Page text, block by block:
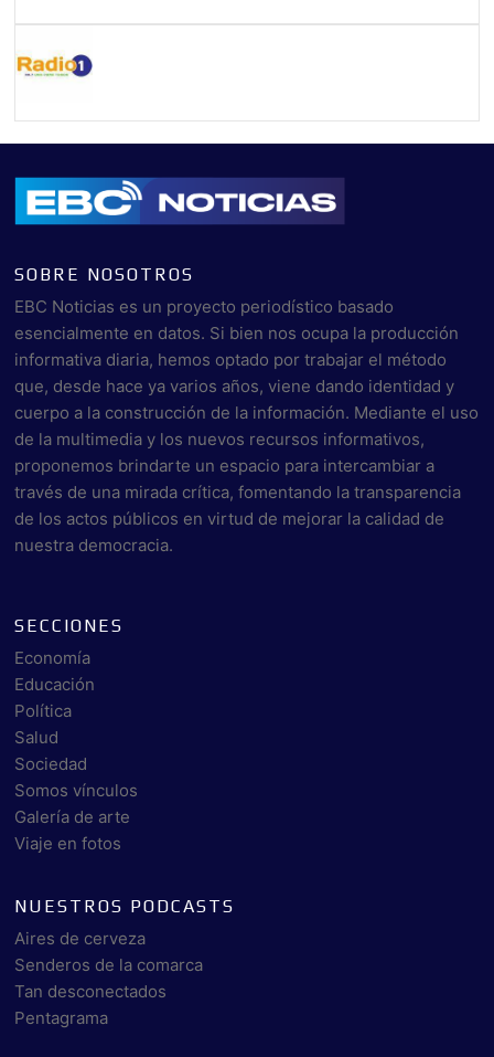
SOBRE NOSOTROS
EBC Noticias es un proyecto periodístico basado
esencialmente en datos. Si bien nos ocupa la producción
informativa diaria, hemos optado por trabajar el método
que, desde hace ya varios años, viene dando identidad y
cuerpo a la construcción de la información. Mediante el uso
de la multimedia y los nuevos recursos informativos,
proponemos brindarte un espacio para intercambiar a
través de una mirada crítica, fomentando la transparencia
de los actos públicos en virtud de mejorar la calidad de
nuestra democracia.
SECCIONES
Economía
Educación
Política
Salud
Sociedad
Somos vínculos
Galería de arte
Viaje en fotos
NUESTROS PODCASTS
Aires de cerveza
Senderos de la comarca
Tan desconectados
Pentagrama